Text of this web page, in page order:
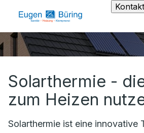
Solarthermie -
zum Heizen
Solarthermie ist eine innovative